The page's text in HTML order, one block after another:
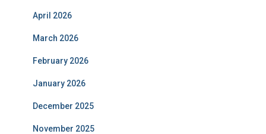
April 2026
March 2026
February 2026
January 2026
December 2025
November 2025